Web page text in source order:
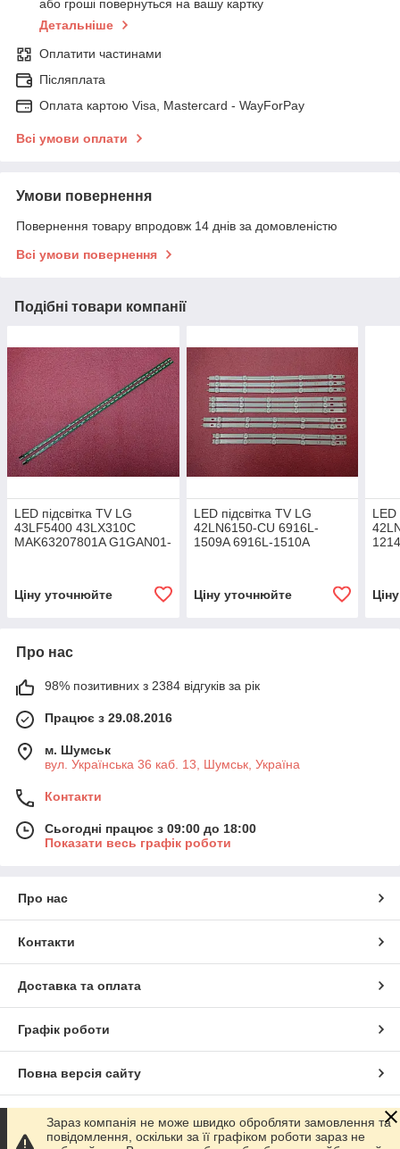
або гроші повернуться на вашу картку
Детальніше
Оплатити частинами
Післяплата
Оплата картою Visa, Mastercard - WayForPay
Всі умови оплати
Умови повернення
Повернення товару впродовж 14 днів за домовленістю
Всі умови повернення
Подібні товари компанії
LED підсвітка TV LG
43LF5400 43LX310C
MAK63207801A G1GAN01-
Ціну уточнюйте
LED підсвітка TV LG
42LN6150-CU 6916L-
1509A 6916L-1510A
Ціну уточнюйте
LED
Про нас
98% позитивних з 2384 відгуків за рік
Працює з 29.08.2016
м. Шумськ
вул. Українська 36 каб. 13, Шумськ, Україна
Контакти
Сьогодні працює з 09:00 до 18:00
Показати весь графік роботи
Про нас
Контакти
Доставка та оплата
Графік роботи
Повна версія сайту
Сайт створено на маркетплейсі Prom.ua
Зараз компанія не може швидко обробляти замовлення та
повідомлення, оскільки за її графіком роботи зараз не